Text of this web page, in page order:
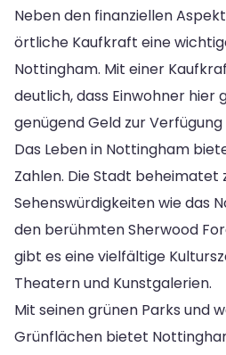
Neben den finanziellen
örtliche Kaufkraft eine
Nottingham. Mit einer
deutlich, dass Einwohner hier
genügend Geld zur
Das Leben in Nottingham
Zahlen. Die Stadt
Sehenswürdigkeiten wie das
den berühmten Sherwood
gibt es eine vielfältige
Theatern und Kunstgalerien.
Mit seinen grünen Parks und
Grünflächen bietet